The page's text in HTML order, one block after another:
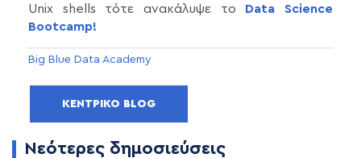
Unix shells τότε ανακάλυψε το Data Science
Bootcamp!
Big Blue Data Academy
ΚΕΝΤΡΙΚΌ BLOG
Νεότερες δημοσιεύσεις